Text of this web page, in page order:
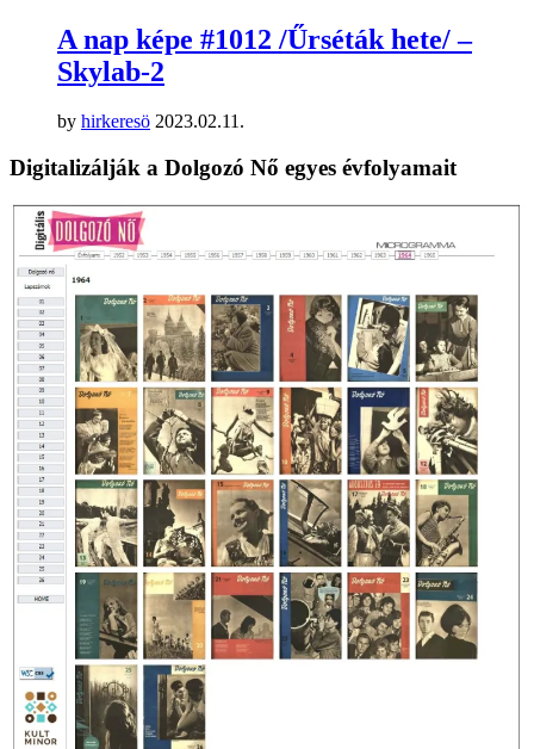
A nap képe #1012 /Űrséták hete/ –
Skylab-2
by hirkeresö 2023.02.11.
Digitalizálják a Dolgozó Nő egyes évfolyamait